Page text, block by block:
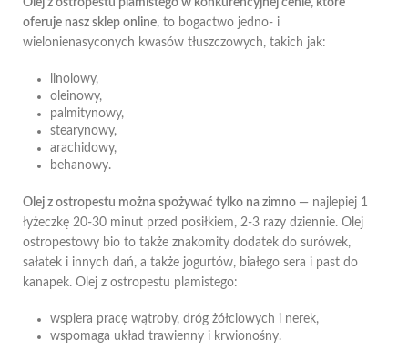
Olej z ostropestu plamistego w konkurencyjnej cenie, które
oferuje nasz sklep online, to bogactwo jedno- i
wielonienasyconych kwasów tłuszczowych, takich jak:
linolowy,
oleinowy,
palmitynowy,
stearynowy,
arachidowy,
behanowy.
Olej z ostropestu można spożywać tylko na zimno — najlepiej 1
łyżeczkę 20-30 minut przed posiłkiem, 2-3 razy dziennie. Olej
ostropestowy bio to także znakomity dodatek do surówek,
sałatek i innych dań, a także jogurtów, białego sera i past do
kanapek. Olej z ostropestu plamistego:
wspiera pracę wątroby, dróg żółciowych i nerek,
wspomaga układ trawienny i krwionośny.